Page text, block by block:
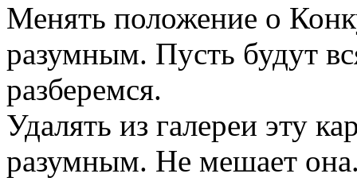
Менять положение о
разумным. Пусть будут
разберемся.
Удалять из галереи эту
разумным. Не мешает